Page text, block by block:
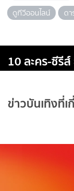
ดูทีวีออนไลน์
ดา
10 ละคร-ซีรี
ข่าวบันเทิงที่